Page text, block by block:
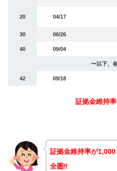
20 04/17
30 06/26
40 09/04
〜以下、
42 09/18
証拠金維持率
証拠金維持率が
全圏‼️